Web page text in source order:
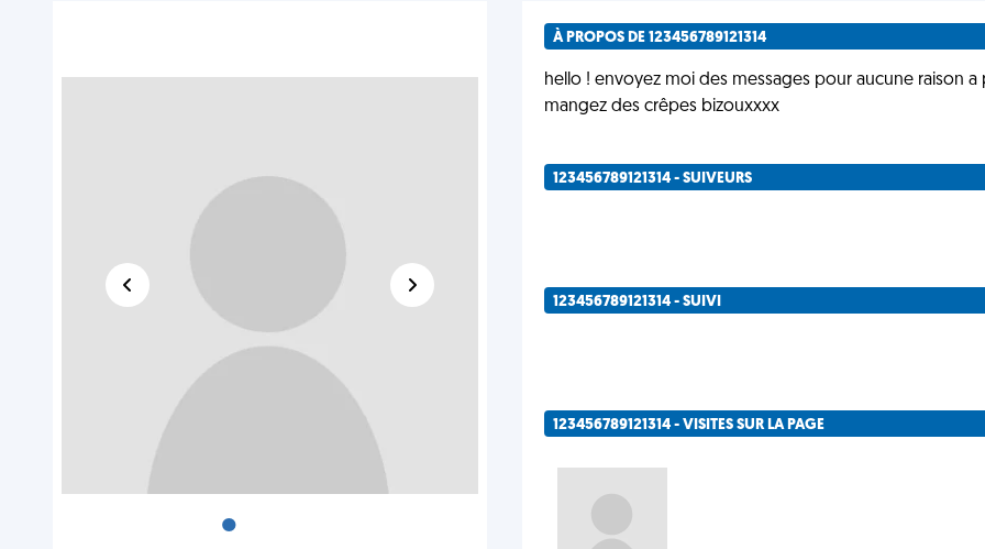
•
À PROPOS DE 123456789121314
hello ! envoyez moi des messages pour aucune raison
mangez des crêpes bizouxxxx
123456789121314 - SUIVEURS
123456789121314 - SUIVI
123456789121314 - VISITES SUR LA PAGE